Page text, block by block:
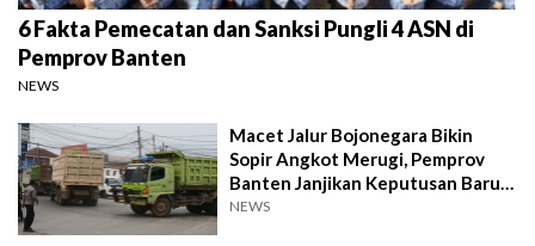
6 Fakta Pemecatan dan Sanksi Pungli 4 ASN di
Pemprov Banten
NEWS
Macet Jalur Bojonegara Bikin
Sopir Angkot Merugi, Pemprov
Banten Janjikan Keputusan Baru 4
Hari Lagi
NEWS